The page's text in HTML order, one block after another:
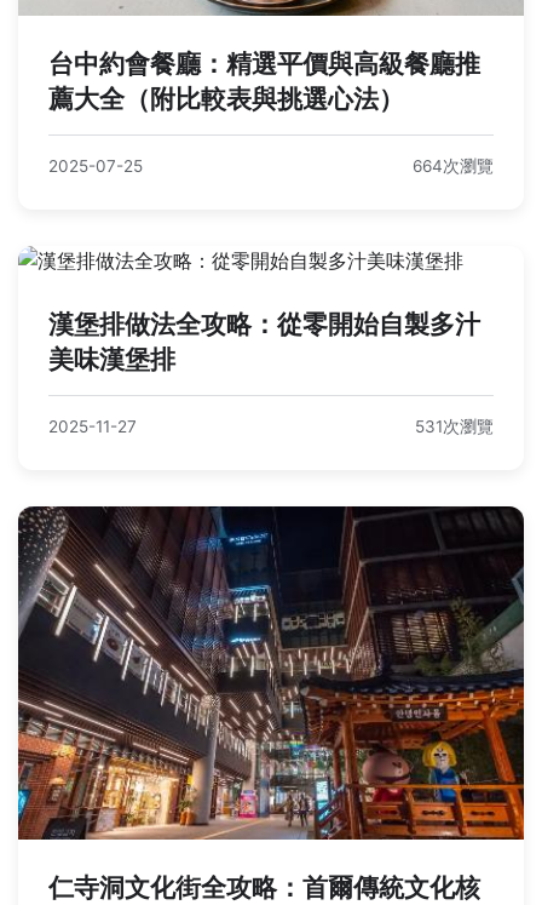
台中約會餐廳：精選平價與高級餐廳推
薦大全（附比較表與挑選心法）
2025-07-25 664次瀏覽
漢堡排做法全攻略：從零開始自製多汁
美味漢堡排
2025-11-27 531次瀏覽
仁寺洞文化街全攻略：首爾傳統文化核